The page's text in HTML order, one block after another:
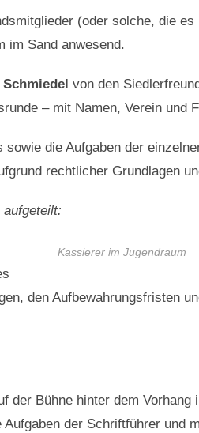
(oder solche, die es
im Sand anwesend.
Schmiedel von den
– mit Namen, Verein und
die Aufgaben der
rechtlicher Grundlagen
aufgeteilt:
Kassierer im Jugendraum
den Aufbewahrungsfristen
der Bühne hinter dem
der Schriftführer und